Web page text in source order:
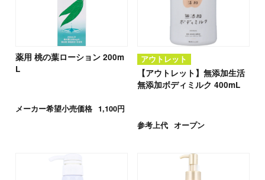
薬用 桃の葉ローション 200m
L
メーカー希望小売価格 1,100円
アウトレット
【アウトレット】無添加生活
無添加ボディミルク 400mL
参考上代 オープン